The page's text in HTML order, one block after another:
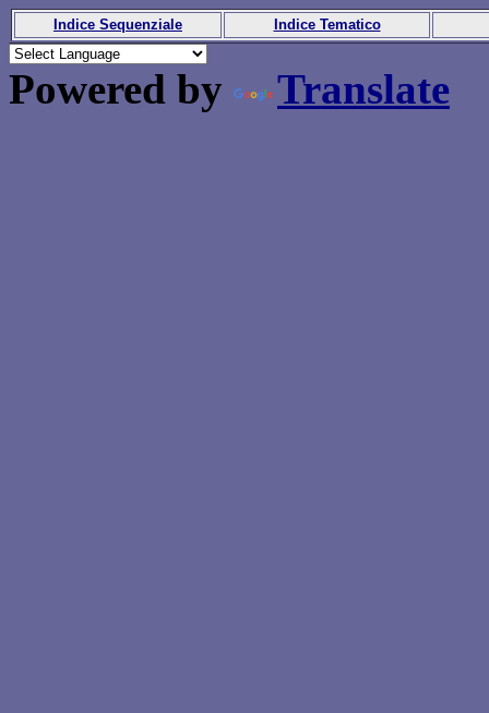
Indice Sequenziale Indice Tematico
Powered by Translate